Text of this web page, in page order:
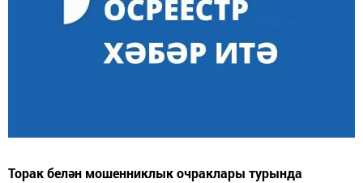
Торак белән мошенниклык очраклары турында